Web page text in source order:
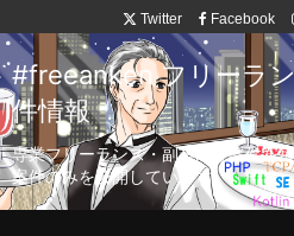
Twitter Facebook
#freeanken フリーラ
件情報
専業フリーランス・副業向け案件を
案件のみを公開しています。